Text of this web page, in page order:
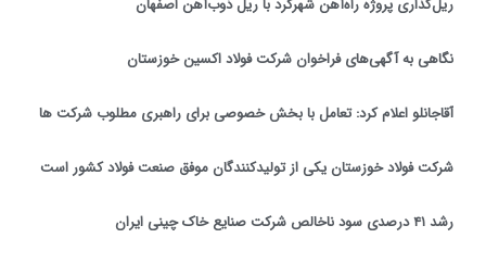
ریل‌گذاری پروژه راه‌آهن شهرکرد با ریل ذوب‌آهن اصفهان
نگاهی به آگهی‌های فراخوان شرکت فولاد اکسین خوزستان
آقاجانلو اعلام کرد: تعامل با بخش خصوصی برای راهبری مطلوب شرکت ها
شرکت فولاد خوزستان یکی از تولیدکنندگان موفق صنعت فولاد کشور است
رشد ۴۱ درصدی سود ناخالص شرکت صنایع خاک چینی ایران